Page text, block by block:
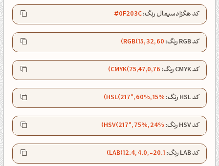
کد هگزادسیمال رنگ:#0F203C
کد RGB رنگ: RGB(15, 32, 60)
کد CMYK رنگ: CMYK(75,47,0,76)
کد HSL رنگ: HSL(217°, 60%, 15%)
کد HSV رنگ: HSV(217°, 75%, 24%)
کد LAB رنگ: LAB(12.4, 4.0, -20.1)
عصرت بخیر❤️